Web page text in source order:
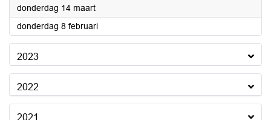
donderdag 14 maart2024
donderdag 8 februari2024
2023
2022
2021